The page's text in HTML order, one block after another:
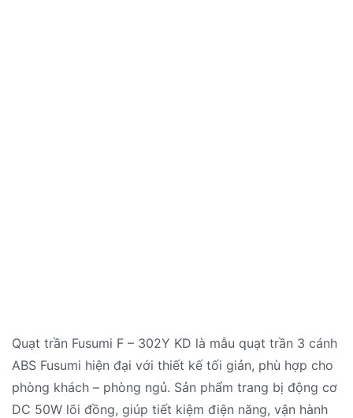
Quạt trần Fusumi F – 302Y KD là mẫu quạt trần 3 cánh
ABS Fusumi hiện đại với thiết kế tối giản, phù hợp cho
phòng khách – phòng ngủ. Sản phẩm trang bị động cơ
DC 50W lõi đồng, giúp tiết kiệm điện năng, vận hành